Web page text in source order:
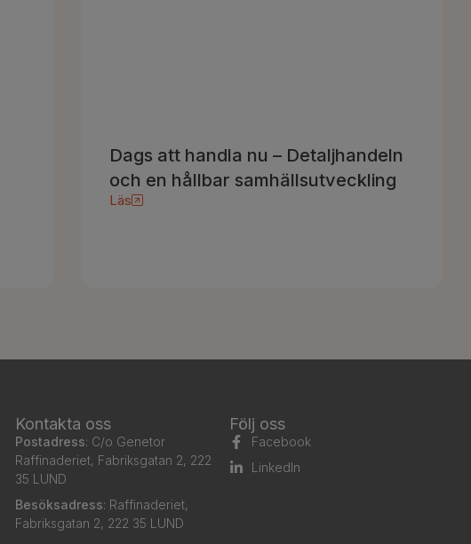
Dags att handla nu – Detaljhandeln
och en hållbar samhällsutveckling
Läs
Kontakta oss
Postadress: C/o Genetor
Raffinaderiet, Fabriksgatan 2, 222
35 LUND
Besöksadress: Raffinaderiet,
Fabriksgatan 2, 222 35 LUND
Följ oss
Facebook
LinkedIn